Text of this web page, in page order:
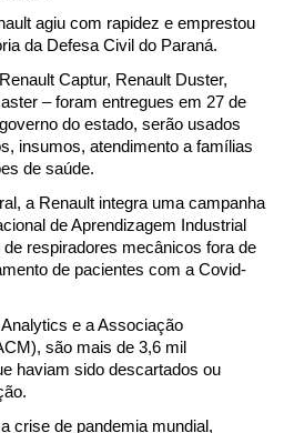
agiu com rapidez e emprestou
da Defesa Civil do Paraná.
Captur, Renault Duster,
– foram entregues em 27 de
do estado, serão usados
insumos, atendimento a famílias
de saúde.
a Renault integra uma campanha
de Aprendizagem Industrial
respiradores mecânicos fora de
de pacientes com a Covid-
e a Associação
são mais de 3,6 mil
haviam sido descartados ou
crise de pandemia mundial,